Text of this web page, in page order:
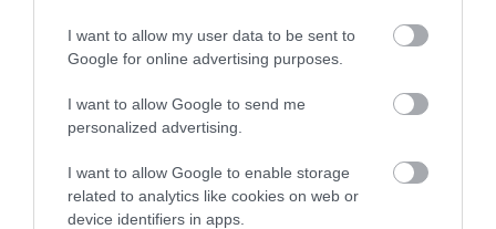
I want to allow my user data to be sent to
Google for online advertising purposes.
I want to allow Google to send me
personalized advertising.
I want to allow Google to enable storage
related to analytics like cookies on web or
device identifiers in apps.
Μεγάλο βήμα για την υγεία στη
Βόρεια Εύβοια
σήμερα, Δευτέρα 10 Αυγούστου
10.08.2026 | 09:20
Όλες οι τελευταίες ειδήσεις
ΠΕΡΙΣΣΟΤΕΡΑ ΑΠΟ ΕΙΔΗΣΕΙΣ ΕΥΒΟΙΑ